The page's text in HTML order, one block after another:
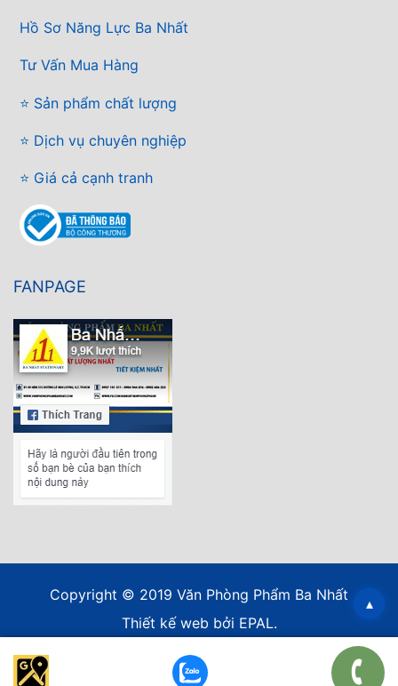
Hồ Sơ Năng Lực Ba Nhất
Tư Vấn Mua Hàng
⭐ Sản phẩm chất lượng
⭐ Dịch vụ chuyên nghiệp
⭐ Giá cả cạnh tranh
FANPAGE
Copyright © 2019 Văn Phòng Phẩm Ba Nhất
Thiết kế web bởi EPAL.
▴